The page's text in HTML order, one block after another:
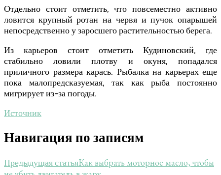
Отдельно стоит отметить, что повсеместно активно
ловится крупный ротан на червя и пучок опарышей
непосредственно у заросшего растительностью берега.
Из карьеров стоит отметить Кудиновский, где
стабильно ловили плотву и окуня, попадался
приличного размера карась. Рыбалка на карьерах еще
пока малопредсказуемая, так как рыба постоянно
мигрирует из-за погоды.
Источник
Навигация по записям
Предыдущая статьяКак выбрать моторное масло, чтобы